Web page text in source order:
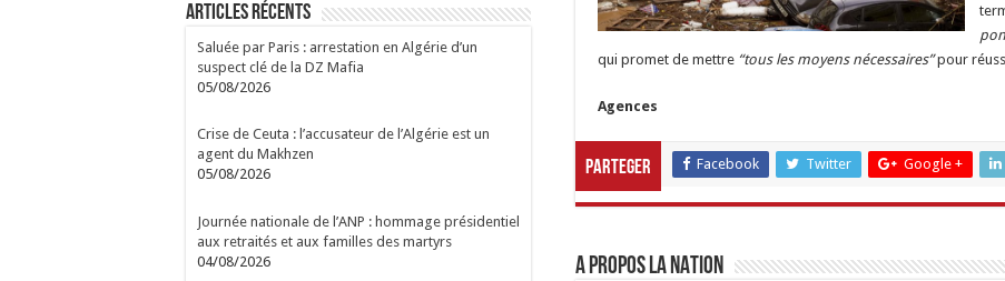
qui promet de mettre “tous les moyens nécessaires”pour
Agences
Parteger Facebook Twitter Google +
A propos LA NATION
Articles Récents
Saluée par Paris : arrestation en Algérie d’un
suspect clé de la DZ Mafia
05/08/2026
Crise de Ceuta : l’accusateur de l’Algérie est un
agent du Makhzen
05/08/2026
Journée nationale de l’ANP : hommage présidentiel
aux retraités et aux familles des martyrs
04/08/2026